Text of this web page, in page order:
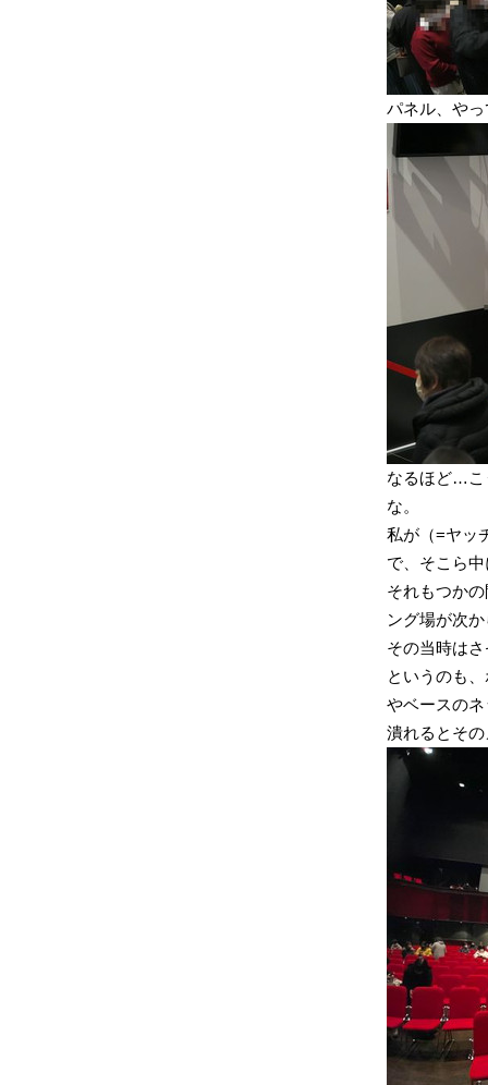
パネル、や
なるほど…こ
な。
私が（=ヤッ
で、そこら
それもつか
ング場が次
その当時は
というのも
やベースの
潰れるとそ